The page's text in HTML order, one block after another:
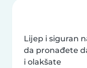
Lijep i siguran
da pronađete
i olakšate